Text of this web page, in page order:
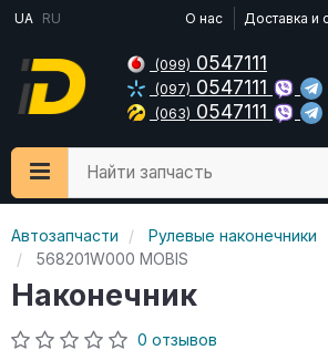
UA RU О нас Доставка и
(099) 0547111
(097) 0547111
(063) 0547111
Найти запчасть
Автозапчасти
Рулевые наконечники
568201W000 MOBIS
Наконечник
0 отзывов